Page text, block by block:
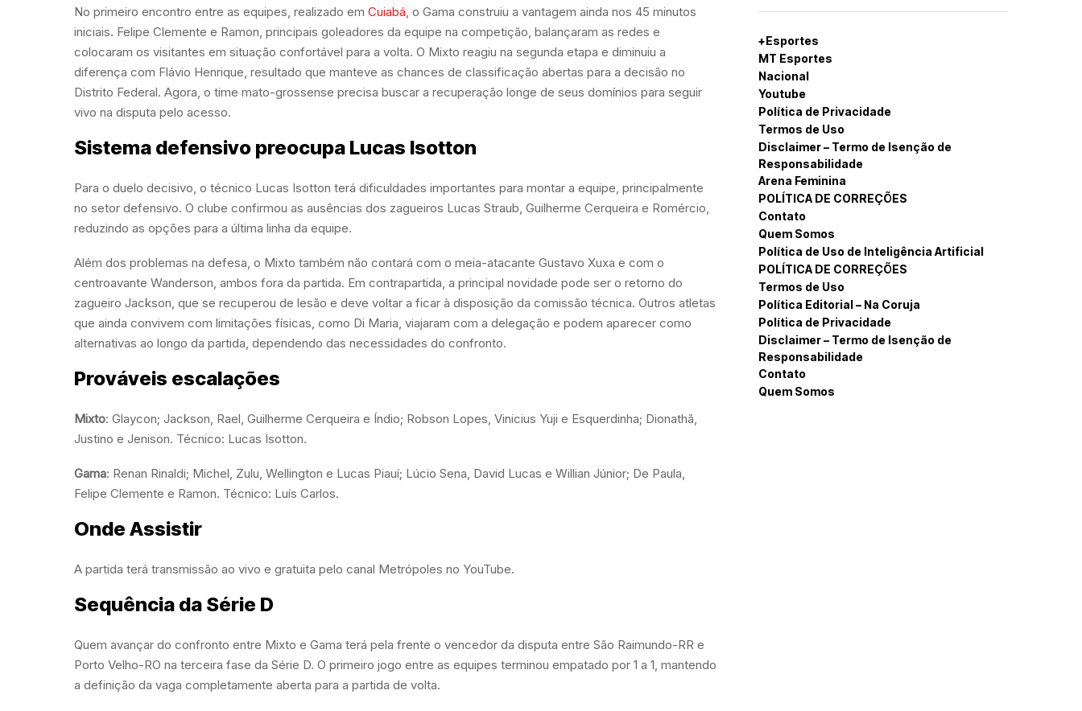
No primeiro encontro entre as equipes, realizado em Cuiabá, o Gama construiu a vantagem ainda nos 45 minutos
iniciais. Felipe Clemente e Ramon, principais goleadores da equipe na competição, balançaram as redes e
colocaram os visitantes em situação confortável para a volta. O Mixto reagiu na segunda etapa e diminuiu a
diferença com Flávio Henrique, resultado que manteve as chances de classificação abertas para a decisão no
Distrito Federal. Agora, o time mato-grossense precisa buscar a recuperação longe de seus domínios para seguir
vivo na disputa pelo acesso.
Sistema defensivo preocupa Lucas Isotton
Para o duelo decisivo, o técnico Lucas Isotton terá dificuldades importantes para montar a equipe, principalmente
no setor defensivo. O clube confirmou as ausências dos zagueiros Lucas Straub, Guilherme Cerqueira e Romércio,
reduzindo as opções para a última linha da equipe.
Além dos problemas na defesa, o Mixto também não contará com o meia-atacante Gustavo Xuxa e com o
centroavante Wanderson, ambos fora da partida. Em contrapartida, a principal novidade pode ser o retorno do
zagueiro Jackson, que se recuperou de lesão e deve voltar a ficar à disposição da comissão técnica. Outros atletas
que ainda convivem com limitações físicas, como Di Maria, viajaram com a delegação e podem aparecer como
alternativas ao longo da partida, dependendo das necessidades do confronto.
Prováveis escalações
Mixto: Glaycon; Jackson, Rael, Guilherme Cerqueira e Índio; Robson Lopes, Vinicius Yuji e Esquerdinha; Dionathã,
Justino e Jenison. Técnico: Lucas Isotton.
Gama: Renan Rinaldi; Michel, Zulu, Wellington e Lucas Piauí; Lúcio Sena, David Lucas e Willian Júnior; De Paula,
Felipe Clemente e Ramon. Técnico: Luís Carlos.
Onde Assistir
A partida terá transmissão ao vivo e gratuita pelo canal Metrópoles no YouTube.
Sequência da Série D
Quem avançar do confronto entre Mixto e Gama terá pela frente o vencedor da disputa entre São Raimundo-RR e
Porto Velho-RO na terceira fase da Série D. O primeiro jogo entre as equipes terminou empatado por 1 a 1, mantendo
a definição da vaga completamente aberta para a partida de volta.
+Esportes
MT Esportes
Nacional
Youtube
Política de Privacidade
Termos de Uso
Disclaimer – Termo de Isenção de
Responsabilidade
Arena Feminina
POLÍTICA DE CORREÇÕES
Contato
Quem Somos
Política de Uso de Inteligência Artificial
POLÍTICA DE CORREÇÕES
Termos de Uso
Política Editorial – Na Coruja
Política de Privacidade
Disclaimer – Termo de Isenção de
Responsabilidade
Contato
Quem Somos